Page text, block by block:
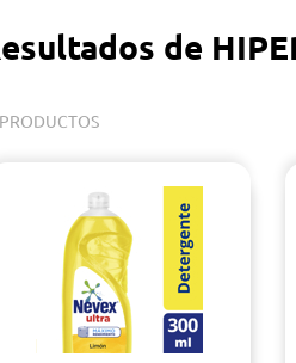
de
PRODUCTOS